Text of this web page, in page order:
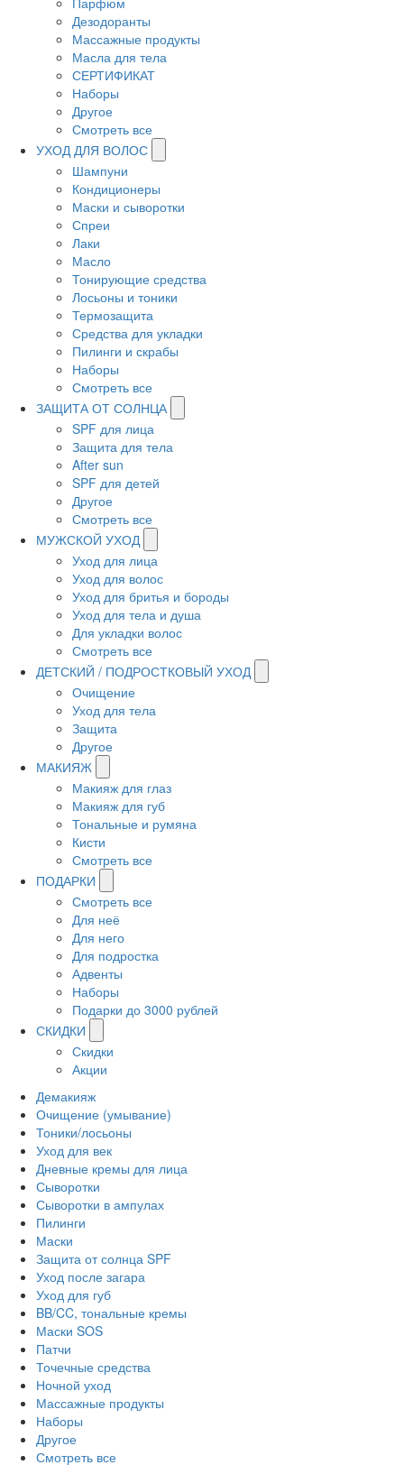
Дезодоранты
Массажные продукты
Масла для тела
СЕРТИФИКАТ
Наборы
Другое
Смотреть все
УХОД ДЛЯ ВОЛОС
Шампуни
Кондиционеры
Маски и сыворотки
Спреи
Лаки
Масло
Тонирующие средства
Лосьоны и тоники
Термозащита
Средства для укладки
Пилинги и скрабы
Наборы
Смотреть все
ЗАЩИТА ОТ СОЛНЦА
SPF для лица
Защита для тела
After sun
SPF для детей
Другое
Смотреть все
МУЖСКОЙ УХОД
Уход для лица
Уход для волос
Уход для бритья и бороды
Уход для тела и душа
Для укладки волос
Смотреть все
ДЕТСКИЙ / ПОДРОСТКОВЫЙ УХОД
Очищение
Уход для тела
Защита
Другое
МАКИЯЖ
Макияж для глаз
Макияж для губ
Тональные и румяна
Кисти
Смотреть все
ПОДАРКИ
Смотреть все
Для неё
Для него
Для подростка
Адвенты
Наборы
Подарки до 3000 рублей
СКИДКИ
Скидки
Акции
Демакияж
Очищение (умывание)
Тоники/лосьоны
Уход для век
Дневные кремы для лица
Сыворотки
Сыворотки в ампулах
Пилинги
Маски
Защита от солнца SPF
Уход после загара
Уход для губ
BB/CC, тональные кремы
Маски SOS
Патчи
Точечные средства
Ночной уход
Массажные продукты
Наборы
Другое
Смотреть все